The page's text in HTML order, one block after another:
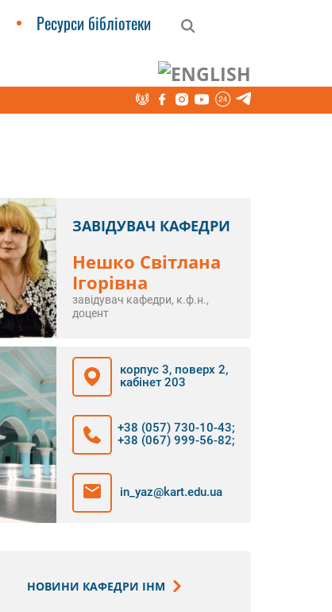
Ресурси бібліотеки
ЗАВІДУВАЧ КАФЕДРИ
Нешко Світлана
Ігорівна
завідувач кафедри, к.ф.н.,
доцент
корпус 3, поверх 2,
кабінет 203
+38 (057) 730-10-43;
+38 (067) 999-56-82;
in_yaz@kart.edu.ua
НОВИНИ КАФЕДРИ ІНМ